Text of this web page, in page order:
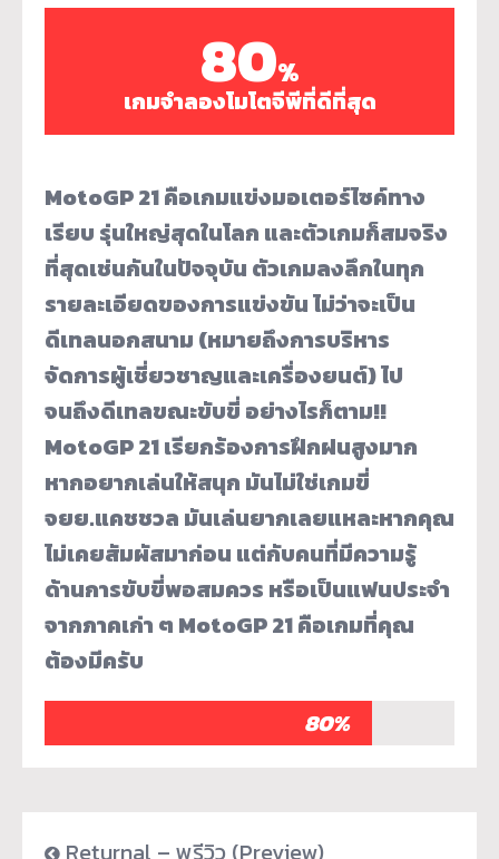
80%
เกมจำลองโมโตจีพีที่ดีที่สุด
MotoGP 21 คือเกมแข่งมอเตอร์ไซค์ทาง
เรียบ รุ่นใหญ่สุดในโลก และตัวเกมก็สมจริง
ที่สุดเช่นกันในปัจจุบัน ตัวเกมลงลึกในทุก
รายละเอียดของการแข่งขัน ไม่ว่าจะเป็น
ดีเทลนอกสนาม (หมายถึงการบริหาร
จัดการผู้เชี่ยวชาญและเครื่องยนต์) ไป
จนถึงดีเทลขณะขับขี่ อย่างไรก็ตาม!!
MotoGP 21 เรียกร้องการฝึกฝนสูงมาก
หากอยากเล่นให้สนุก มันไม่ใช่เกมขี่
จยย.แคชชวล มันเล่นยากเลยแหละหากคุณ
ไม่เคยสัมผัสมาก่อน แต่กับคนที่มีความรู้
ด้านการขับขี่พอสมควร หรือเป็นแฟนประจำ
จากภาคเก่า ๆ MotoGP 21 คือเกมที่คุณ
ต้องมีครับ
80%